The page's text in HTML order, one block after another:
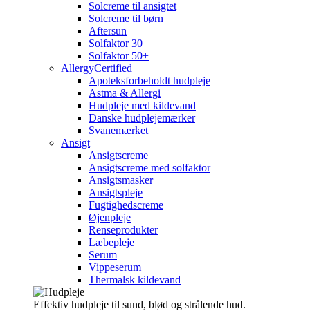
Solcreme til ansigtet
Solcreme til børn
Aftersun
Solfaktor 30
Solfaktor 50+
AllergyCertified
Apoteksforbeholdt hudpleje
Astma & Allergi
Hudpleje med kildevand
Danske hudplejemærker
Svanemærket
Ansigt
Ansigtscreme
Ansigtscreme med solfaktor
Ansigtsmasker
Ansigtspleje
Fugtighedscreme
Øjenpleje
Renseprodukter
Læbepleje
Serum
Vippeserum
Thermalsk kildevand
Effektiv hudpleje til sund, blød og strålende hud.